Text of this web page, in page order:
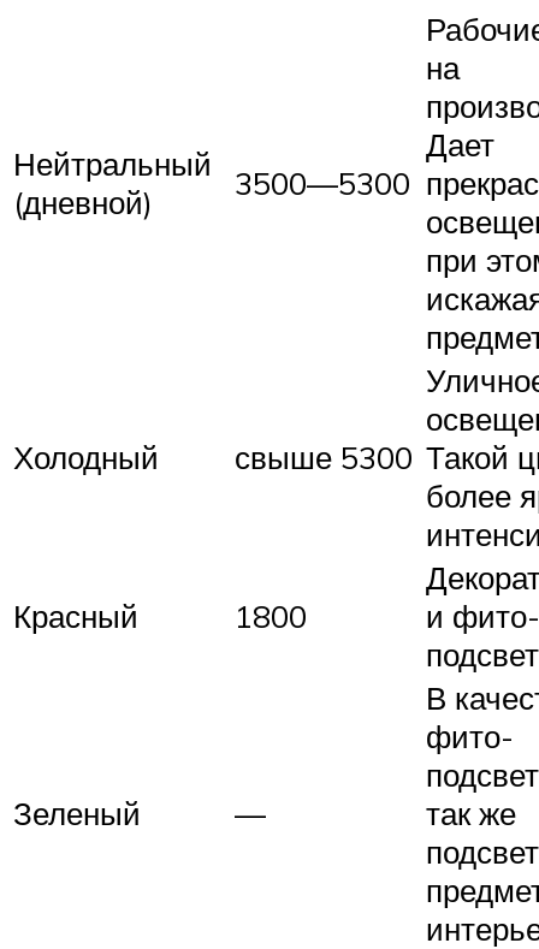
Нейтральный
(дневной)
3500—5300
на
Дает
при
Холодный свыше 5300 Такой
более
Красный 1800
и фито-
Зеленый —
В
фито-
так же